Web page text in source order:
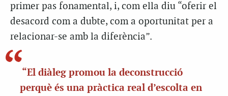
primer pas fonamental, i, com ella diu “oferir el
desacord com a dubte, com a oportunitat per a
relacionar-se amb la diferència”.
“El diàleg promou la deconstrucció
perquè és una pràctica real d’escolta en